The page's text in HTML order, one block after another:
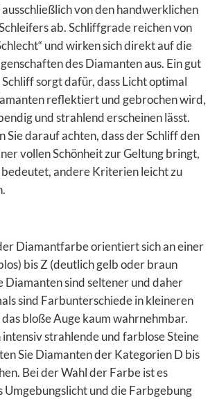
von den handwerklichen
ab. Schliffgrade reichen von
und wirken sich direkt auf die
des Diamanten aus. Ein gut
sorgt dafür, dass Licht optimal
reflektiert und gebrochen wird,
und strahlend erscheinen lässt.
Sie darauf achten, dass der Schliff den
vollen Schönheit zur Geltung bringt,
bedeutet, andere Kriterien leicht zu
Diamantfarbe orientiert sich an einer
bis Z (deutlich gelb oder braun
Diamanten sind seltener und daher
sind Farbunterschiede in kleineren
bloße Auge kaum wahrnehmbar.
intensiv strahlende und farblose Steine
Sie Diamanten der Kategorien D bis
Bei der Wahl der Farbe ist es
Umgebungslicht und die Farbgebung